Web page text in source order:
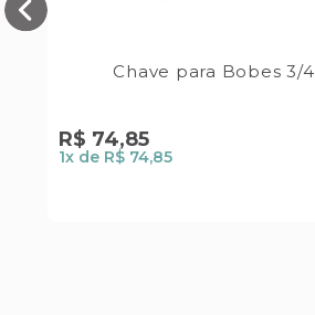
Chave para Bobes 3/4
R$ 74,85
1x de R$ 74,85